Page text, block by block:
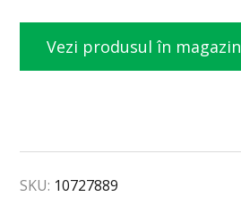
Vezi produsul în magazin
SKU: 10727889